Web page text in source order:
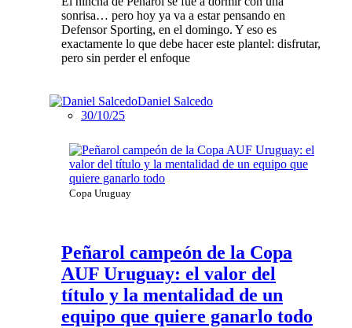
sonrisa… pero hoy ya va a estar pensando en
Defensor Sporting, en el domingo. Y eso es
exactamente lo que debe hacer este plantel: disfrutar,
pero sin perder el enfoque
Daniel Salcedo
30/10/25
Copa Uruguay
Peñarol campeón de la Copa
AUF Uruguay: el valor del
título y la mentalidad de un
equipo que quiere ganarlo todo